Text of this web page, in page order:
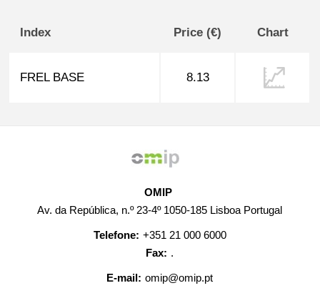
Index Price (€) Chart
FREL BASE 8.13
OMIP
Av. da República, n.º 23-4º 1050-185 Lisboa Portugal
Telefone: +351 21 000 6000
Fax: .
E-mail: omip@omip.pt